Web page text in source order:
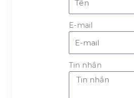
E-mail
Tin nhắn